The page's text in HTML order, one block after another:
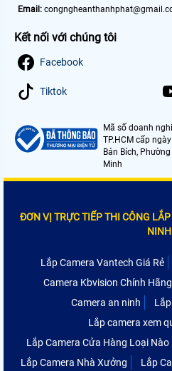
Email:
Kết nối với chúng tôi
Facebook
Tiktok
Mã số doanh
TP.HCM cấp
Bán Bích,
Minh
ĐƠN VỊ TRỰC TIẾP THI CÔNG
NINH
Lắp Camera Vantech Giá Rẻ
Camera Kbvision Chính Hãng
Camera an ninh
Lắp camera xem
Lắp Camera Cửa Hàng Loại Nào
Lắp Camera Nhà Xưởng
Lắp